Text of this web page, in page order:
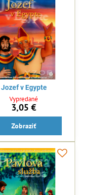
Jozef v Egypte
Vypredané
3,05 €
Zobraziť